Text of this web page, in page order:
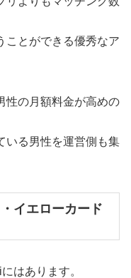
ことができる優秀なア
性の月額料金が高めの
いる男性を運営側も集
イエローカード
はあります。